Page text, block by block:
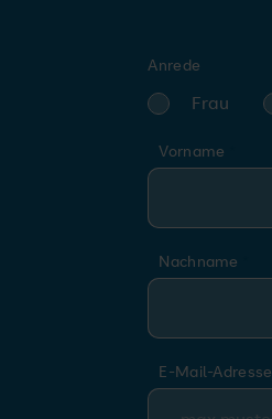
Anrede
Frau
Vorname
Nachname
E-Mail-Adresse